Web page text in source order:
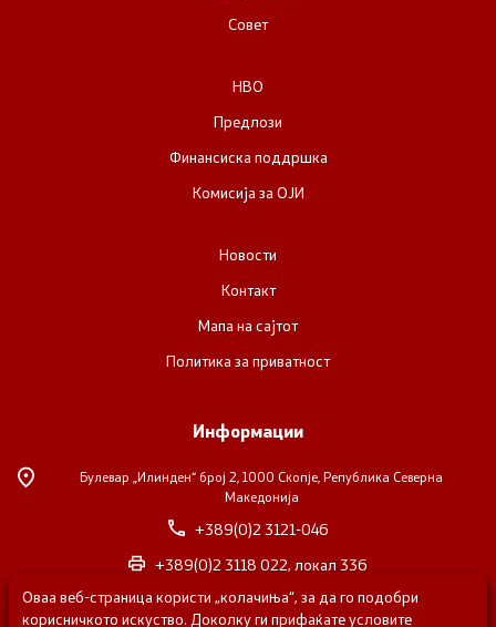
Совет
НВО
Предлози
Финансиска поддршка
Комисија за ОЈИ
Новости
Контакт
Мапа на сајтот
Политика за приватност
Информации
Булевар „Илинден“ број 2, 1000 Скопје, Република Северна
Македонија
+389(0)2 3121-046
+389(0)2 3118 022, локал 336
nvosorabotka@gs.gov.mk
Оваа веб-страница користи „колачиња“, за да го подобри
корисничкото искуство. Доколку ги прифаќате условите